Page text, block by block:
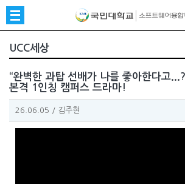
UCC세상
“완벽한 과탑 선배가 나를 좋아한다고
본격 1인칭 캠퍼스 드라마!
26.06.05 / 김주현